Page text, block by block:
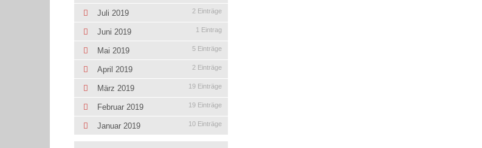
Juli 2019 2 Einträge
Juni 2019 1 Eintrag
Mai 2019 5 Einträge
April 2019 2 Einträge
März 2019 19 Einträge
Februar 2019 19 Einträge
Januar 2019 10 Einträge